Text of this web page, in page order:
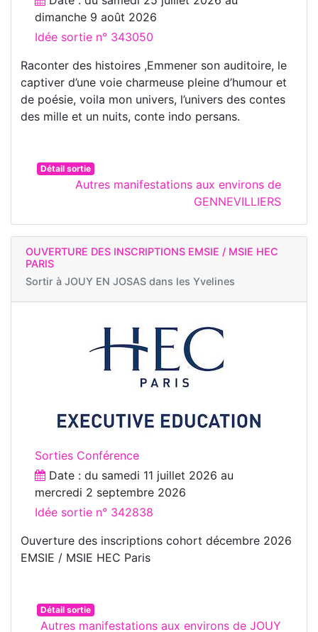
dimanche 9 août 2026
Idée sortie n° 343050
Raconter des histoires ,Emmener son auditoire, le
captiver d’une voie charmeuse pleine d’humour et
de poésie, voila mon univers, l’univers des contes
des mille et un nuits, conte indo persans.
Détail sortie
Autres manifestations aux environs de
GENNEVILLIERS
OUVERTURE DES INSCRIPTIONS EMSIE / MSIE HEC
PARIS
Sortir à JOUY EN JOSAS dans les Yvelines
Sorties Conférence
Date : du samedi 11 juillet 2026 au
mercredi 2 septembre 2026
Idée sortie n° 342838
Ouverture des inscriptions cohort décembre 2026
EMSIE / MSIE HEC Paris
Détail sortie
Autres manifestations aux environs de JOUY